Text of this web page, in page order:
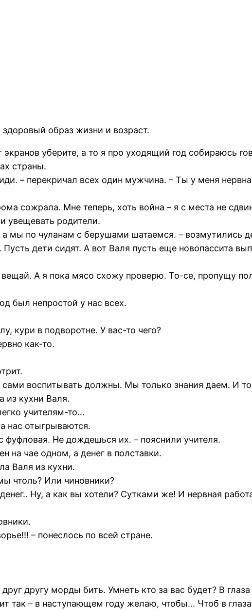
образ жизни и возраст.
уберите, а то я про уходящий год собираюсь
страны.
– перекричал всех один мужчина. – Ты у меня
сожрала. Мне теперь, хоть война – я с места не
увещевать родители.
мы по чуланам с берушами шатаемся. – возмутились
дети сидят. А вот Валя пусть еще новопассита
А я пока мясо схожу проверю. То-се, пропущу
был непростой у нас всех.
кури в подворотне. У вас-то чего?
как-то.
воспитывать должны. Мы только знания даем. И
из кухни Валя.
учителям-то…
нас отыгрываются.
Не дождешься их. – пояснили учителя.
на чае одном, а денег в полставки.
Валя из кухни.
чтоль? Или чиновники?
Ну, а как вы хотели? Сутками же! И нервная
– понеслось по всей стране.
другу морды бить. Умнеть кто за вас будет? В
так – в наступающем году желаю, чтобы… Чтоб в